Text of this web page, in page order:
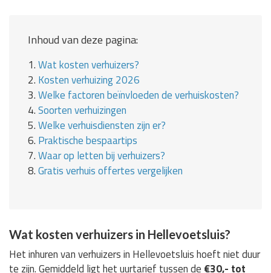
Inhoud van deze pagina:
1.Wat kosten verhuizers?
2. Kosten verhuizing 2026
3.Welke factoren beïnvloeden de verhuiskosten?
4.Soorten verhuizingen
5.Welke verhuisdiensten zijn er?
6. Praktische bespaartips
7.Waar op letten bij verhuizers?
8.Gratis verhuis offertes vergelijken
Wat kosten verhuizers in Hellevoetsluis?
Het inhuren van verhuizers in Hellevoetsluis hoeft niet duur
te zijn. Gemiddeld ligt het uurtarief tussen de €30,- tot